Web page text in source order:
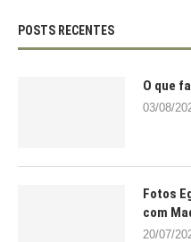
POSTS RECENTES
O que
03/08/
Fotos
com
20/07/